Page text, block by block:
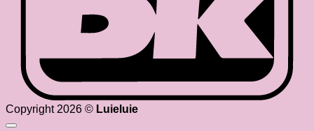
Copyright 2026 © Luieluie